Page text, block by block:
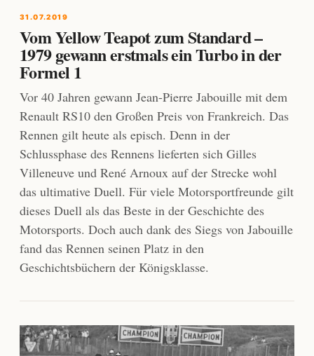
31.07.2019
Vom Yellow Teapot zum Standard –
1979 gewann erstmals ein Turbo in der
Formel 1
Vor 40 Jahren gewann Jean-Pierre Jabouille mit dem
Renault RS10 den Großen Preis von Frankreich. Das
Rennen gilt heute als episch. Denn in der
Schlussphase des Rennens lieferten sich Gilles
Villeneuve und René Arnoux auf der Strecke wohl
das ultimative Duell. Für viele Motorsportfreunde gilt
dieses Duell als das Beste in der Geschichte des
Motorsports. Doch auch dank des Siegs von Jabouille
fand das Rennen seinen Platz in den
Geschichtsbüchern der Königsklasse.